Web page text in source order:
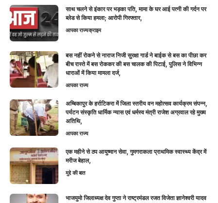
साथ चलने से इंकार पर भड़का पति, मामा के घर आई पत्नी की गर्दन पर
ब्लेड से किया हमला; आरोपी गिरफ्तार,
आपका राज्यक्राइम
बस नहीं रोकने से नाराज निजी सुरक्षा गार्ड ने बाईक से बस का पीछा कर
बीच रास्ते में बस रोककर की बस चालक की पिटाई, पुलिस ने विभिन्न
धाराओं में किया मामला दर्ज,
आपका राज्य
अम्बिकापुर के हर्राटिकरा में जिला स्तरीय वन महोत्सव कार्यक्रम संपन्न,
पर्यटन संस्कृति धार्मिक न्यास एवं धर्मस्व मंत्री राजेश अग्रवाल रहे मुख्य
अतिथि,
आपका राज्य
एक महीने से ठप आयुष्मान सेवा, गुमगराकला प्राथमिक स्वास्थ्य केंद्र में
मरीज बेहाल,
मुद्दे की बात
भाजयुमो जिलाध्यक्ष देव गुप्ता ने राष्ट्रमंडल रजत विजेता ज्ञानेश्वरी यादव